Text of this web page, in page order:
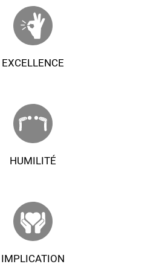
EXCELLENCE
HUMILITÉ
IMPLICATION